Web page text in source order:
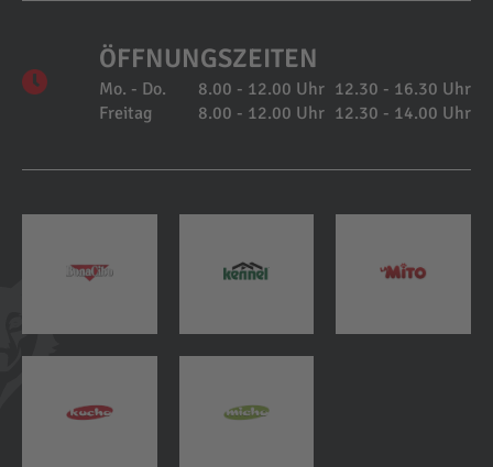
ÖFFNUNGSZEITEN
Mo. - Do. 8.00 - 12.00 Uhr 12.30 - 16.30 Uhr
Freitag
8.00 - 12.00 Uhr 12.30 - 14.00 Uhr